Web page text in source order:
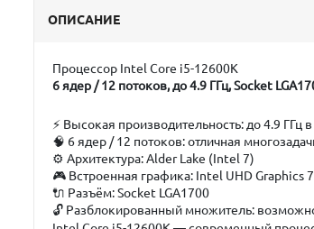
ОПИСАНИЕ
Процессор Intel Core i5-12600K
6 ядер / 12 потоков, до 4.9 ГГц, Socket
⚡ Высокая производительность: до 4.9 ГГц
🧠 6 ядер / 12 потоков:отличная
⚙️ Архитектура:Alder Lake (Intel 7)
🎮 Встроенная графика: Intel UHD Graphics
🔌 Разъём:Socket LGA1700
🔓 Разблокированный множитель: